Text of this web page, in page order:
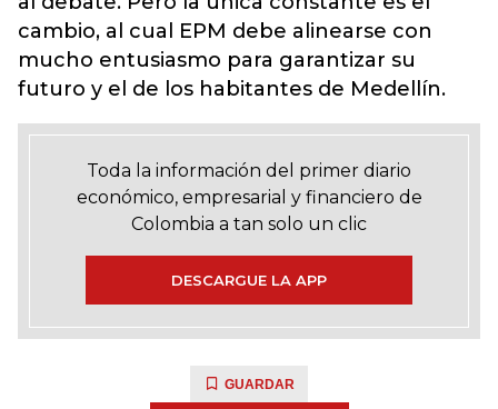
cambio, al cual EPM debe alinearse con
mucho entusiasmo para garantizar su
futuro y el de los habitantes de Medellín.
Toda la información del primer diario
económico, empresarial y financiero de
Colombia a tan solo un clic
DESCARGUE LA APP
GUARDAR